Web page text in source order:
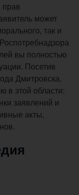
может
так и
вы полностью
Посетив
Дмитровска,
в этой области:
заявлений и
акты,